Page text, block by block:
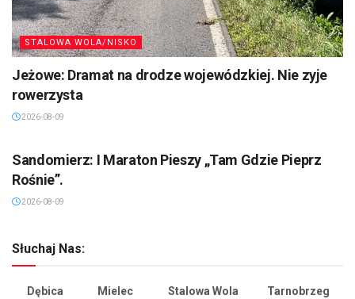
STALOWA WOLA/NISKO
Jeżowe: Dramat na drodze wojewódzkiej. Nie zyje
rowerzysta
2026-08-09
Sandomierz: I Maraton Pieszy „Tam Gdzie Pieprz
Rośnie”.
2026-08-09
Słuchaj Nas:
Dębica Mielec Stalowa Wola
Tarnobrzeg